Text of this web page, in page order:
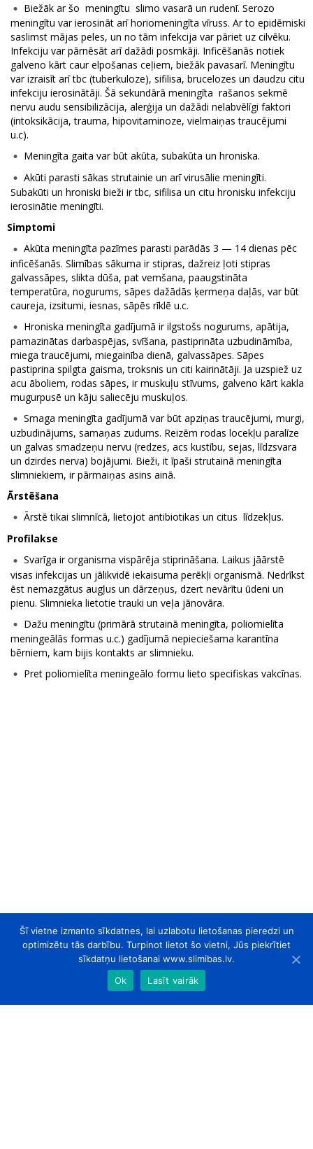
Biežāk ar šo meningītu slimo vasarā un rudenī. Serozo
meningītu var ierosināt arī horiomeningīta vīruss. Ar to epidēmiski
saslimst mājas peles, un no tām infekcija var pāriet uz cilvēku.
Infekciju var pārnēsāt arī dažādi posmkāji. Inficēšanās notiek
galveno kārt caur elpošanas ceļiem, biežāk pavasarī. Meningītu
var izraisīt arī tbc (tuberkuloze), sifilisa, brucelozes un daudzu citu
infekciju ierosinātāji. Šā sekundārā meningīta rašanos sekmē
nervu audu sensibilizācija, alerģija un dažādi nelabvēlīgi faktori
(intoksikācija, trauma, hipovitaminoze, vielmaiņas traucējumi
u.c).
Meningīta gaita var būt akūta, subakūta un hroniska.
Akūti parasti sākas strutainie un arī virusālie meningīti.
Subakūti un hroniski bieži ir tbc, sifilisa un citu hronisku infekciju
ierosinātie meningīti.
Simptomi
Akūta meningīta pazīmes parasti parādās 3 — 14 dienas pēc
inficēšanās. Slimības sākuma ir stipras, dažreiz ļoti stipras
galvassāpes, slikta dūša, pat vemšana, paaugstināta
temperatūra, nogurums, sāpes dažādās ķermeņa daļās, var būt
caureja, izsitumi, iesnas, sāpēs rīklē u.c.
Hroniska meningīta gadījumā ir ilgstošs nogurums, apātija,
pamazinātas darbaspējas, svīšana, pastiprināta uzbudināmība,
miega traucējumi, miegainība dienā, galvassāpes. Sāpes
pastiprina spilgta gaisma, troksnis un citi kairinātāji. Ja uzspiež uz
acu āboliem, rodas sāpes, ir muskuļu stīvums, galveno kārt kakla
mugurpusē un kāju saliecēju muskuļos.
Smaga meningīta gadījumā var būt apziņas traucējumi, murgi,
uzbudinājums, samaņas zudums. Reizēm rodas locekļu paralīze
un galvas smadzeņu nervu (redzes, acs kustību, sejas, līdzsvara
un dzirdes nerva) bojājumi. Bieži, it īpaši strutainā meningīta
slimniekiem, ir pārmaiņas asins ainā.
Ārstēšana
Ārstē tikai slimnīcā, lietojot antibiotikas un citus līdzekļus.
Profilakse
Svarīga ir organisma vispārēja stiprināšana. Laikus jāārstē
visas infekcijas un jālikvidē iekaisuma perēkļi organismā. Nedrīkst
ēst nemazgātus augļus un dārzeņus, dzert nevārītu ūdeni un
pienu. Slimnieka lietotie trauki un veļa jānovāra.
Dažu meningītu (primārā strutainā meningīta, poliomielīta
meningeālās formas u.c.) gadījumā nepieciešama karantīna
bērniem, kam bijis kontakts ar slimnieku.
Pret poliomielīta meningeālo formu lieto specifiskas vakcīnas.
Šī vietne izmanto sīkdatnes, lai uzlabotu lietošanas pieredzi un
optimizētu tās darbību. Turpinot lietot šo vietni, Jūs piekrītiet
sīkdatņu lietošanai www.slimibas.lv.
Ok
Lasīt vairāk